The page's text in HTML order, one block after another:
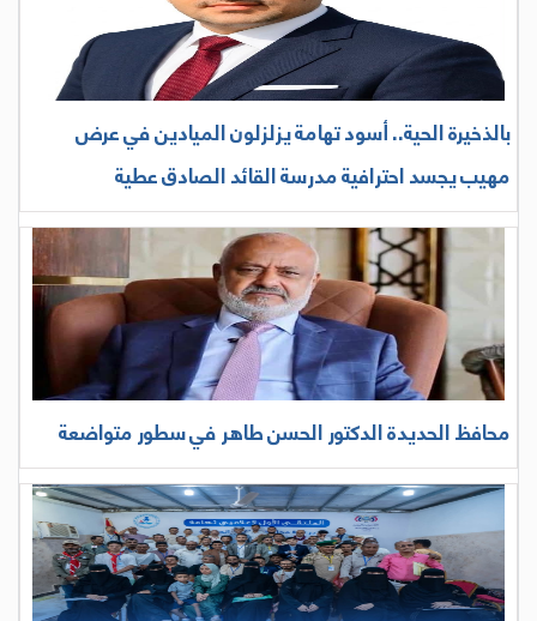
بالذخيرة الحية.. أسود تهامة يزلزلون الميادين في عرض
مهيب يجسد احترافية مدرسة القائد الصادق عطية
محافظ الحديدة الدكتور الحسن طاهر في سطور متواضعة